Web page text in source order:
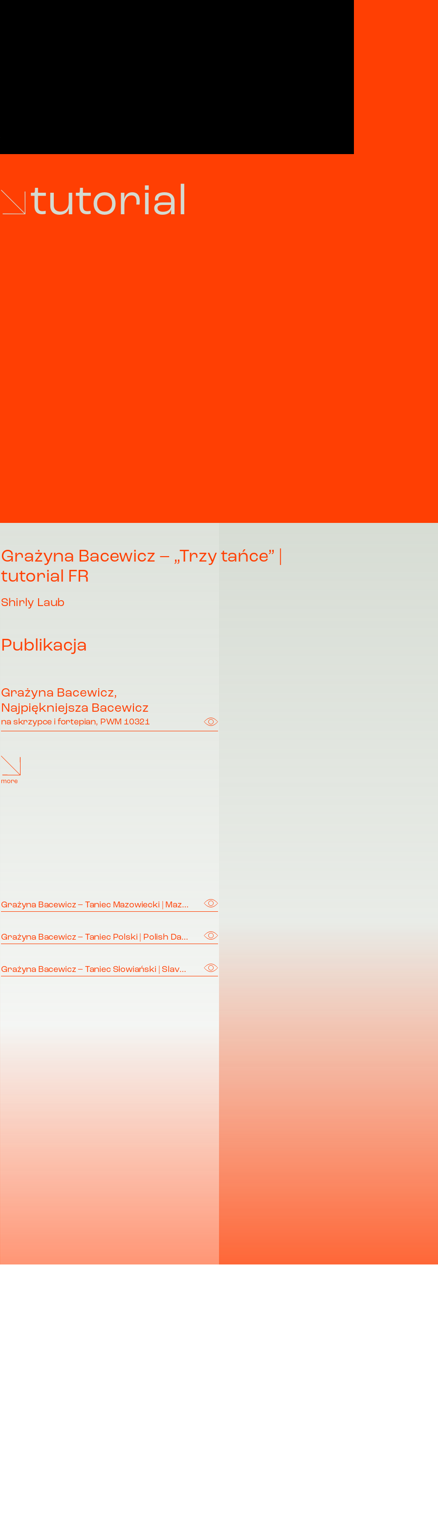
tutorial
Grażyna Bacewicz – „Trzy tańce” |
tutorial FR
Shirly Laub
Publikacja
Grażyna Bacewicz,
Najpiękniejsza Bacewicz
na skrzypce i fortepian, PWM 10321
more
Grażyna Bacewicz – Taniec Mazowiecki | Mazovian Dance
Grażyna Bacewicz – Taniec Polski | Polish Dance
Grażyna Bacewicz – Taniec Słowiański | Slavonic Dance